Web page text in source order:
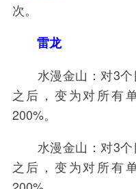
次。
雷龙
水漫金山：对3个
之后，变为对所有
200%。
水漫金山：对3个
之后，变为对所有